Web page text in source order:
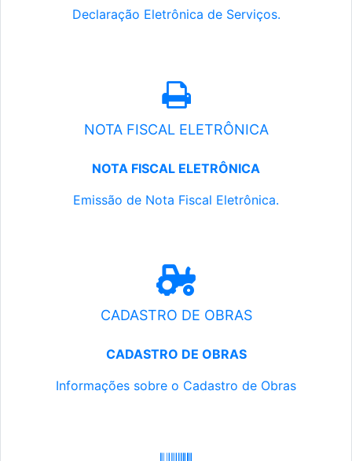
Declaração Eletrônica de Serviços.
NOTA FISCAL ELETRÔNICA
NOTA FISCAL ELETRÔNICA
Emissão de Nota Fiscal Eletrônica.
CADASTRO DE OBRAS
CADASTRO DE OBRAS
Informações sobre o Cadastro de Obras